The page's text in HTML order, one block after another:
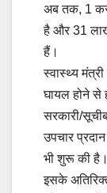
अब तक, 1
है और 31
हैं।
स्वास्थ्य
घायल होने से
सरकारी/
उपचार
भी शुरू की है।
इसके